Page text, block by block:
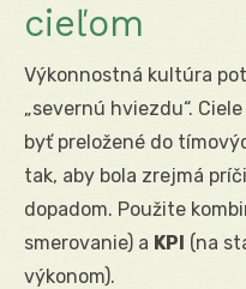
cieľom
Výkonnostná kultúra
„severnú hviezdu“.
byť preložené do
tak, aby bola zrejmá
dopadom. Použite
smerovanie) a KPI (na
výkonom).